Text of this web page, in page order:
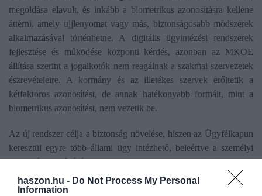
haszon.hu - Do Not Process My Personal
Information
megoldása elavult, és inkább a biometrikus azonosításra kellene
áttérni, amely ujjlenyomat vagy más, biztonságosabb módszerek
alkalmazásával történhetne. A digitális ügyintézési rendszerek
fejlesztése és működése központi kérdés, azonban az MKOE
állítása szerint a jogalkotók nem reagálnak a szakmai szervezetek
észrevételeire. A kormány és az illetékes szervek erőltetik a
kétfaktoros azonosítást, de annak hatékonyabb formáit, mint a
biometrikus azonosítást, nem vezetik be.
Az új rendszer célja a biztonság növelése, hiszen az Ügyfélkapun
keresztül egyre több állami ügy intézhető, beleértve a személyi
igazolvány kiváltását is. Azonbana rendszer technikai részleteit
és a felkészülési idő rövidségét kritika éri,
hiszen sokan
nincsenek felkészülve az új technológiákra, és az átállás hatalmas